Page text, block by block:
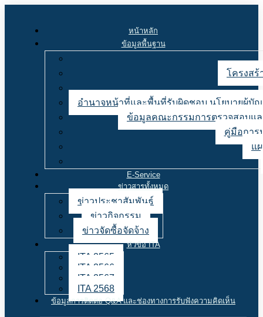
หน้าหลัก
ข้อมูลพื้นฐาน
โครงสร้
อำนาจหน้าที่และพื้นที่รับผิดชอบ นโยบายผู้บั
ข้อมูลคณะกรรมการตรวจสอบแล
คู่มือการ
แ
E-Service
ข่าวสารทั้งหมด
ข่าวประชาสัมพันธ์
ข่าวกิจกรรม
ข่าวจัดซื้อจัดจ้าง
หัวข้อ ITA
ITA 2565
ITA 2566
ITA 2567
ITA 2568
ข้อมูลการติดต่อ Q&A และช่องทางการรับฟังความคิดเห็น